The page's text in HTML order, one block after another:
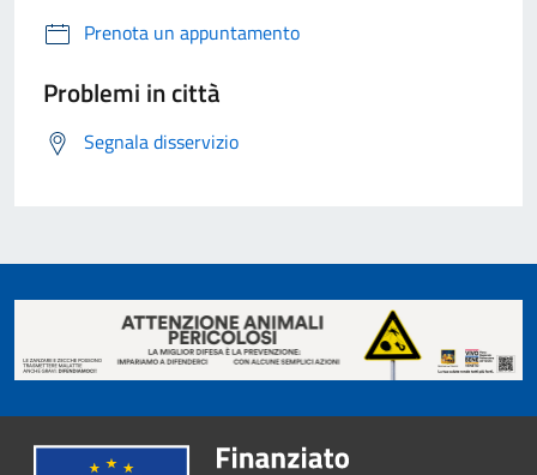
Prenota un appuntamento
Problemi in città
Segnala disservizio